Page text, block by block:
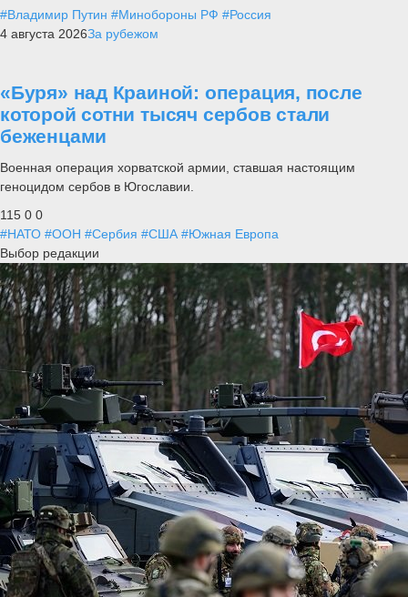
#Владимир Путин #Минобороны РФ #Россия
4 августа 2026За рубежом
«Буря» над Краиной: операция, после
которой сотни тысяч сербов стали
беженцами
Военная операция хорватской армии, ставшая настоящим
геноцидом сербов в Югославии.
115 0 0
#НАТО #ООН #Сербия #США #Южная Европа
Выбор редакции